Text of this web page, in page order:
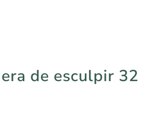
de esculpir 32